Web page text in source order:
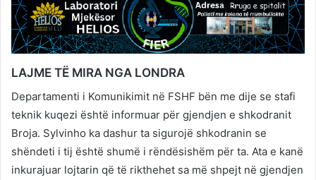
LAJME TË MIRA NGA LONDRA
Departamenti i Komunikimit në FSHF bën me dije se stafi
teknik kuqezi është informuar për gjendjen e shkodranit
Broja. Sylvinho ka dashur ta sigurojë shkodranin se
shëndeti i tij është shumë i rëndësishëm për ta. Ata e kanë
inkurajuar lojtarin që të rikthehet sa më shpejt në gjendjen